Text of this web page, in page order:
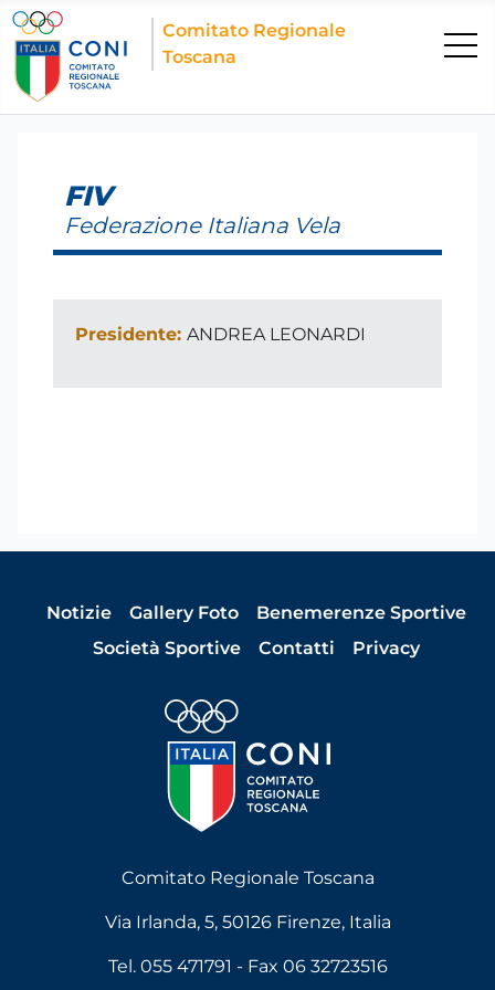
Comitato Regionale
Toscana
FIV
Federazione Italiana Vela
Presidente: ANDREA LEONARDI
Notizie Gallery Foto
Benemerenze Sportive
Società Sportive
Contatti Privacy
Comitato Regionale Toscana
Via Irlanda, 5, 50126 Firenze, Italia
Tel. 055 471791 - Fax 06 32723516